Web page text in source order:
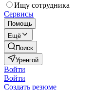
Ищу сотрудника
Сервисы
Помощь
Ещё
Поиск
Уренгой
Войти
Войти
Создать резюме